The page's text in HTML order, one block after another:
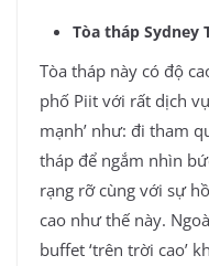
Tòa tháp Sydney
Tòa tháp này có độ
phố Piit với rất dịch
mạnh’ như: đi tham
tháp để ngắm nhìn
rạng rỡ cùng với sự
cao như thế này.
buffet ‘trên trời cao’